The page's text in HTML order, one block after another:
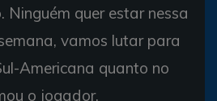
Ninguém quer estar nessa
vamos lutar para
Americana quanto no
o jogador.